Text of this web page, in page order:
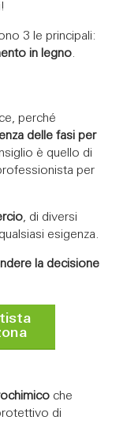
3 le principali:
in legno.
perché
delle fasi per
è quello di
per
, di diversi
esigenza.
la decisione
che
di